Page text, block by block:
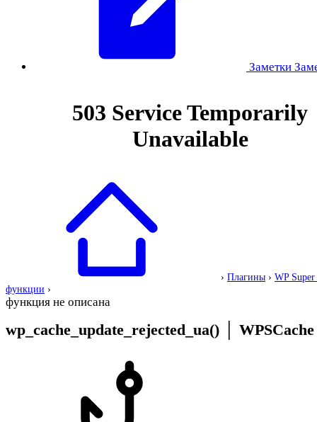
Заметки
› Плагины › WP Super
функции ›
функция не описана
wp_cache_update_rejected_ua()